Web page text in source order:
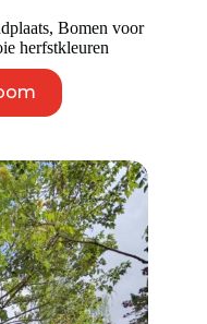
, Bomen voor
herfstkleuren